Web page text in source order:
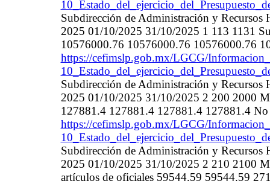
Subdirección de Administración y
2025 01/10/2025 31/10/2025 1 113 1131
10576000.76 10576000.76 10576000.76
https://cefimslp.gob.mx/LGCG/
Subdirección de Administración y
2025 01/10/2025 31/10/2025 2 200 2000
127881.4 127881.4 127881.4 127881.4
https://cefimslp.gob.mx/LGCG/
Subdirección de Administración y
2025 01/10/2025 31/10/2025 2 210 2100
artículos de oficiales 59544.59 59544.59